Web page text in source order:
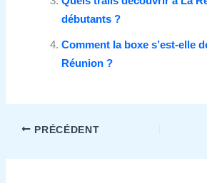
débutants ?
Comment la boxe s’est‑elle
Réunion ?
PRÉCÉDENT